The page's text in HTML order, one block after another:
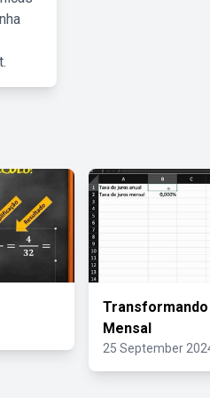
Transformando
Mensal
25 September